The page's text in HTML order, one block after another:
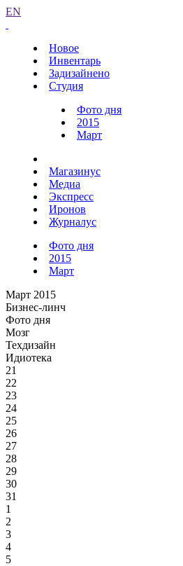
EN
Новое
Инвентарь
Задизайнено
Студия
Фото дня
2015
Март
Магазинус
Медиа
Экспресс
Иронов
Журналус
Фото дня
2015
Март
Март 2015
Бизнес-линч
Фото дня
Мозг
Техдизайн
Идиотека
21
22
23
24
25
26
27
28
29
30
31
1
2
3
4
5